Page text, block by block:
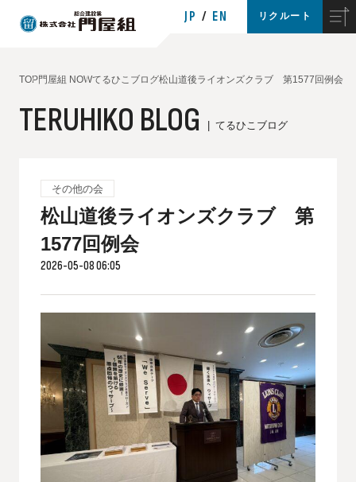
JP EN リクルート
TOP門屋組 NOWてるひこブログ松山道後ライオンズクラブ 第1577回例会
TERUHIKO BLOG てるひこブログ
その他の会
松山道後ライオンズクラブ 第
1577回例会
2026-05-08 06:05